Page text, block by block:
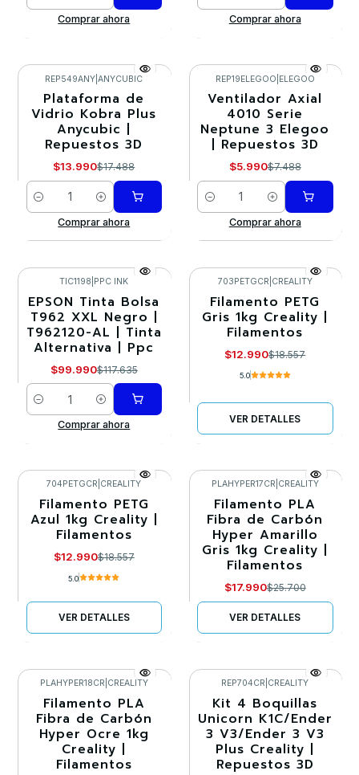
Comprar ahora
Comprar ahora
-20%
REP549ANY |ANYCUBIC
Plataforma de
Vidrio Kobra Plus
Anycubic |
Repuestos 3D
$13.990$17.488
Cantidad
Comprar ahora
-20%
REP19ELEGOO ELEGOO
Ventilador Axial
4010 Serie
Neptune 3 Elegoo
| Repuestos 3D
$5.990$7.488
Cantidad
Comprar ahora
-15%
TIC1198 PPC INK
EPSON Tinta Bolsa
T962 XXL Negro |
T962120-AL | Tinta
Alternativa | Ppc
$99.990$117.635
Cantidad
Comprar ahora
-30%
Agotado
703PETGCR CREALITY
Filamento PETG
Gris 1kg Creality |
Filamentos
$12.990$18.557
5.0
VER DETALLES
-30%
Agotado
704PETGCR CREALITY
Filamento PETG
Azul 1kg Creality |
Filamentos
$12.990$18.557
5.0
VER DETALLES
-30%
No disponible
PLAHYPER17CR CREALITY
Filamento PLA
Fibra de Carbón
Hyper Amarillo
Gris 1kg Creality |
Filamentos
$17.990$25.700
VER DETALLES
-30%
No disponible
PLAHYPER18CR CREALITY
Filamento PLA
Fibra de Carbón
Hyper Ocre 1kg
Creality |
Filamentos
-20%
REP704CR CREALITY
Kit 4 Boquillas
Unicorn K1C/Ender
3 V3/Ender 3 V3
Plus Creality |
Repuestos 3D